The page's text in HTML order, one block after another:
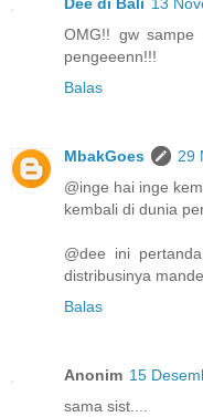
OMG!! gw sampe
pengeeenn!!!
Balas
MbakGoes
29
@inge hai inge
kembali di dunia
@dee ini
distribusinya
Balas
Anonim 15
sama sist....